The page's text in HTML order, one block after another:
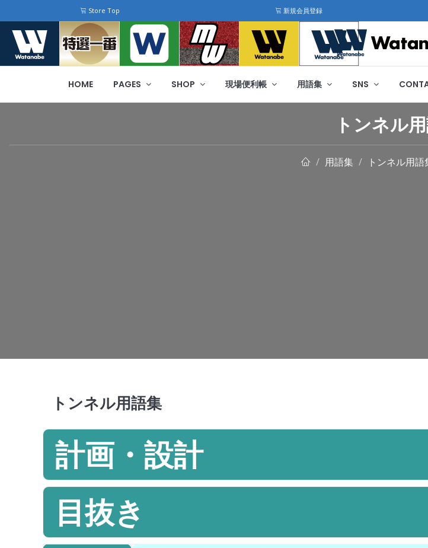
Store Top 新規会員登録
HOME PAGES SHOP 現場便利帳 用語集 SNS
トンネル
用語集 トンネル用語
トンネル用語集
計画・設計
目抜き